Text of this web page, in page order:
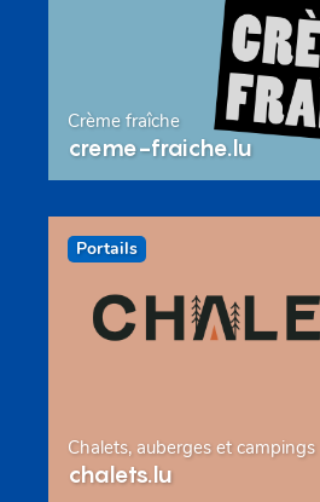
Crème fraîche
creme-fraiche.lu
Portails
Chalets, auberges et campings
chalets.lu